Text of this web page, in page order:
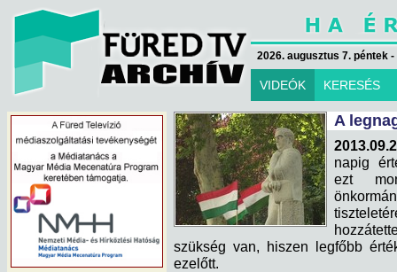
2026. augusztus 7. péntek
VIDEÓK KERESÉS
A
napig
ezt
szükség van, hiszen legfőbb
ezelőtt.